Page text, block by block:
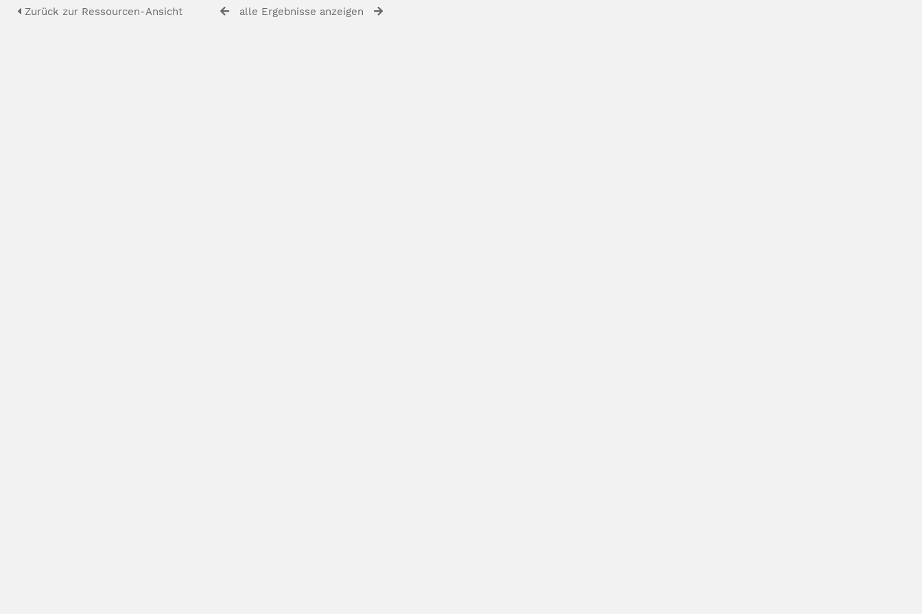
Zurück zur Ressourcen-Ansicht alle Ergebnisse anzeigen